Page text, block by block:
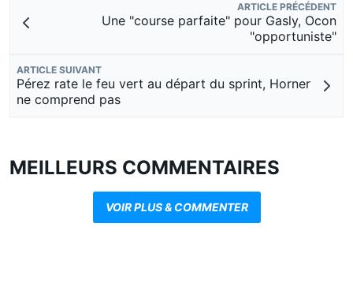
ARTICLE PRÉCÉDENT
Une "course parfaite" pour Gasly, Ocon
"opportuniste"
ARTICLE SUIVANT
Pérez rate le feu vert au départ du sprint, Horner
ne comprend pas
MEILLEURS COMMENTAIRES
VOIR PLUS & COMMENTER